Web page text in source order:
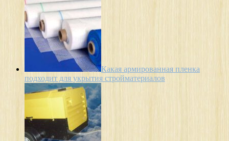
Какая армированная пленка
подходит для укрытия стройматериалов